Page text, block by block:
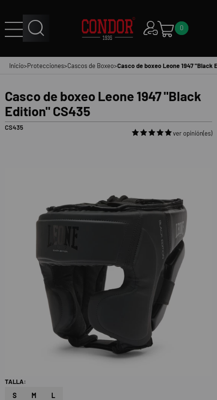
0
Inicio>Protecciones>Cascos de Boxeo>Casco de boxeo Leone 1947 "Black
Casco de boxeo Leone 1947 "Black
Edition" CS435
CS435
ver opinión(es)
TALLA:
S M L